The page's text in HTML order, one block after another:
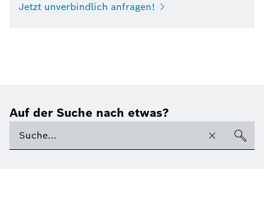
Jetzt unverbindlich anfragen!
Auf der Suche nach etwas?